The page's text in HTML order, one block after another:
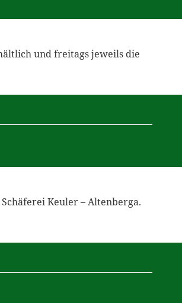
und freitags jeweils die
Keuler – Altenberga.